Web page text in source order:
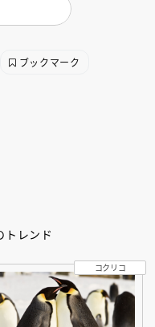
ブックマーク
トレンド
コクリコ